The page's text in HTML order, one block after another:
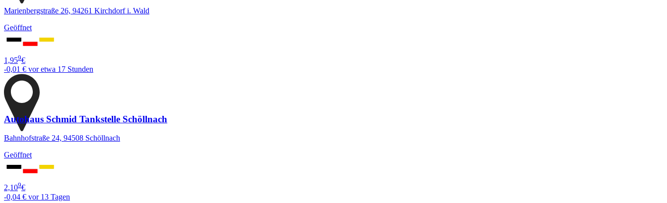
Marienbergstraße 26, 94261 Kirchdorf i. Wald
Geöffnet
1,959€
-0,01 € vor etwa 17 Stunden
Autohaus Schmid Tankstelle Schöllnach
Bahnhofstraße 24, 94508 Schöllnach
Geöffnet
2,109€
-0,04 € vor 13 Tagen